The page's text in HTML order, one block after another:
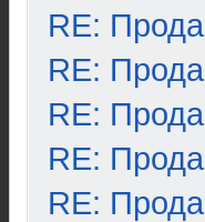
RE:
RE:
RE:
RE:
RE: